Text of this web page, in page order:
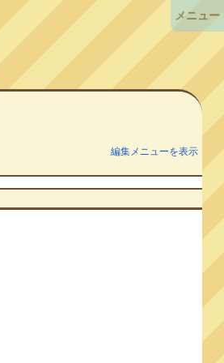
編集メニューを表示
メニュー